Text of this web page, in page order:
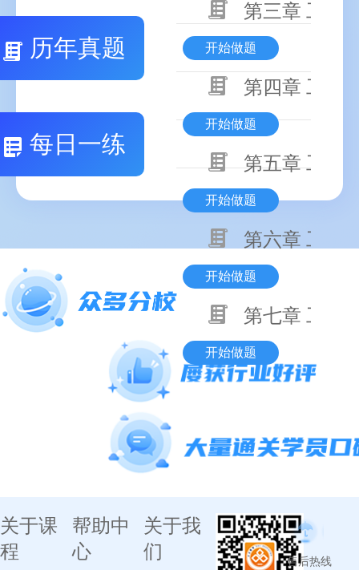
历年真题
每日一练
第三章 工程
开始做题
第四章 工程
开始做题
第五章 工程
开始做题
第六章 工程
开始做题
第七章 工程
开始做题
关于课
程
帮助中
心
关于我
们
售后热线